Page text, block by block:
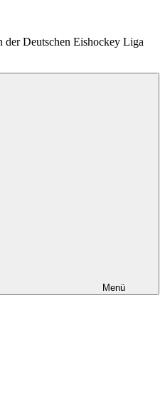
der Deutschen Eishockey Liga
Menü